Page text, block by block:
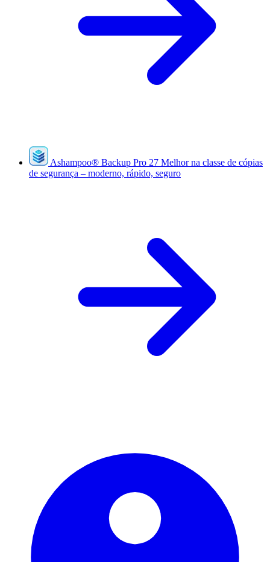
Ashampoo® Backup Pro 27 Melhor na classe de cópias
de segurança – moderno, rápido, seguro